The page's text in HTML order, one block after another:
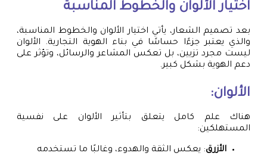
اختيار الألوان والخطوط المناسبة
بعد تصميم الشعار، يأتي اختيار الألوان والخطوط المناسبة،
والذي يعتبر جزءًا حساسًا في بناء الهوية التجارية. الألوان
ليست مجرد تزيين، بل تعكس المشاعر والرسائل، وتؤثر على
دعم الهوية بشكل كبير.
الألوان:
هناك علم كامل يتعلق بتأثير الألوان على نفسية
المستهلكين:
الأزرق: يعكس الثقة والهدوء، وغالبًا ما تستخدمه